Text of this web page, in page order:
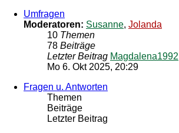
Umfragen
Moderatoren: Susanne, Jolanda
10 Themen
78 Beiträge
Letzter Beitrag Magdalena1992
Mo 6. Okt 2025, 20:29
Fragen u. Antworten
Themen
Beiträge
Letzter Beitrag